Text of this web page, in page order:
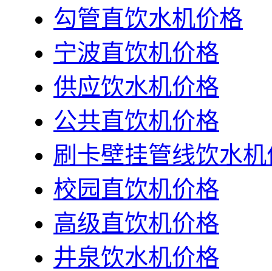
勾管直饮水机价格
宁波直饮机价格
供应饮水机价格
公共直饮机价格
刷卡壁挂管线饮水
校园直饮机价格
高级直饮机价格
井泉饮水机价格